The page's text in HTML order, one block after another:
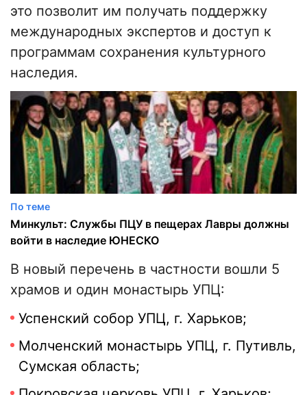
это позволит им получать поддержку
международных экспертов и доступ к
программам сохранения культурного
наследия.
По теме
Минкульт: Службы ПЦУ в пещерах Лавры должны
войти в наследие ЮНЕСКО
В новый перечень в частности вошли 5
храмов и один монастырь УПЦ:
Успенский собор УПЦ, г. Харьков;
Молченский монастырь УПЦ, г. Путивль,
Сумская область;